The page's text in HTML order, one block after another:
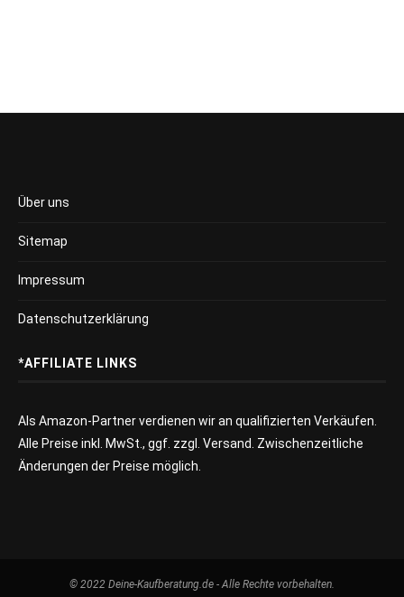
Über uns
Sitemap
Impressum
Datenschutzerklärung
*AFFILIATE LINKS
Als Amazon-Partner verdienen wir an qualifizierten Verkäufen.
Alle Preise inkl. MwSt., ggf. zzgl. Versand. Zwischenzeitliche
Änderungen der Preise möglich.
© 2022 Deine-Kaufberatung.de - Alle Rechte vorbehalten.